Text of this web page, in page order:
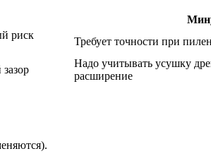
риск
Требует точности при
Надо учитывать усушку
расширение